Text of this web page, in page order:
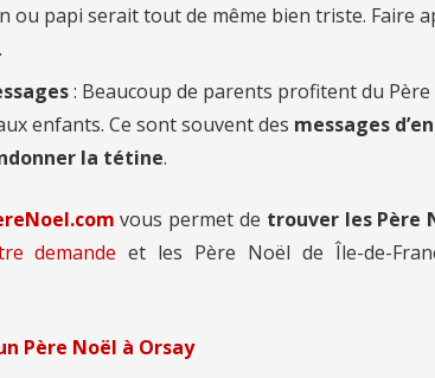
ou papi serait tout de même bien triste. Faire
: Beaucoup de parents profitent du
enfants. Ce sont souvent des messages
la tétine.
vous permet de trouver les Père
demande et les Père Noël de Île-de-
Père Noël à Orsay